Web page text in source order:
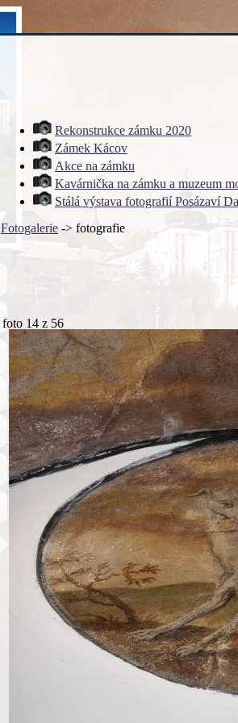
Rekonstrukce zámku 2020
Zámek Kácov
Akce na zámku
Kavárnička na zámku a muzeum
Stálá výstava fotografií Posázaví
Fotogalerie -> fotografie
foto 14 z 56